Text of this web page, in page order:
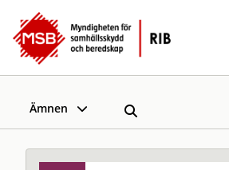
Ämnen